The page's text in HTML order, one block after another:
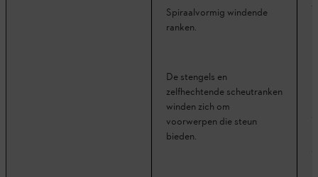
Spiraalvormig windende
ranken.
De stengels en
zelfhechtende scheutranken
winden zich om
voorwerpen die steun
bieden.